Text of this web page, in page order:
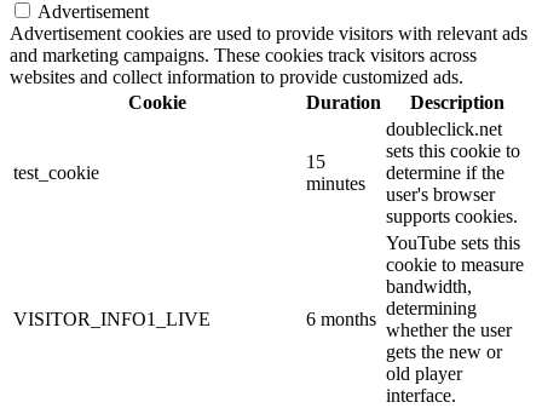
Advertisement
Advertisement cookies are used to provide visitors with relevant ads
and marketing campaigns. These cookies track visitors across
websites and collect information to provide customized ads.
Cookie
Duration Description
test_cookie
15
minutes
doubleclick.net
sets this cookie to
determine if the
user's browser
supports cookies.
VISITOR_INFO1_LIVE 6 months
YouTube sets this
cookie to measure
bandwidth,
determining
whether the user
gets the new or
old player
interface.